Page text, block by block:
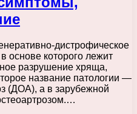
дистрофическое
основе которого лежит
разрушение хряща,
название патологии —
(ДОА), а в зарубежной